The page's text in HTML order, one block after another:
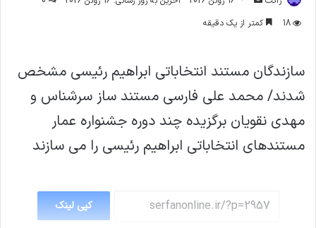
ایمیل
18
کمتر از یک دقیقه
سازندگان مستند انتخاباتی ابراهیم رئیسی مشخص
شدند/ محمد علی فارسی مستند ساز سرشناس و
مهدی نقویان برگزیده چند دوره جشنواره عمار
مستندهای انتخاباتی ابراهیم رئیسی را می سازند
کپی لینک